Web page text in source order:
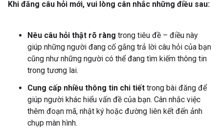
Khi đăng câu hỏi mới, vui lòng cân nhắc những điều sau:
Nêu câu hỏi thật rõ ràng trong tiêu đề – điều này
giúp những người đang cố gắng trả lời câu hỏi của bạn
cũng như những người có thể đang tìm kiếm thông tin
trong tương lai.
Cung cấp nhiều thông tin chi tiết trong bài đăng để
giúp người khác hiểu vấn đề của bạn. Cân nhắc việc
thêm đoạn mã, nhật ký hoặc đường liên kết đến ảnh
chụp màn hình.